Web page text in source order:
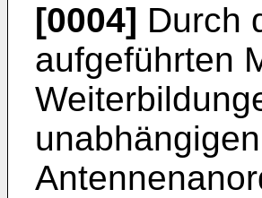
[0004] Durch
aufgeführten